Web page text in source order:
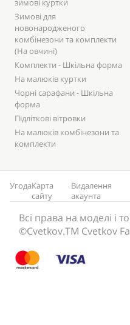
зимові куртки
Зимові для
новонародженого
комбінезони та комплекти
(На овчині)
Комплекти - Шкільна форма
На малюків куртки
Чорні сарафани - Шкільна
форма
Підліткові вітровки
На малюків комбінезони та
комплекти
УгодаКарта
сайту
Видалення
акаунта
Всі права на моделі і
©Cvetkov.TM Cvetkov